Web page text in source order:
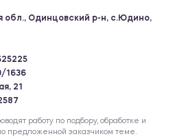
обл., Одинцовский р-н, с.Юдино,
1636
21
работу по подбору, обработке и
предложенной заказчиком теме.